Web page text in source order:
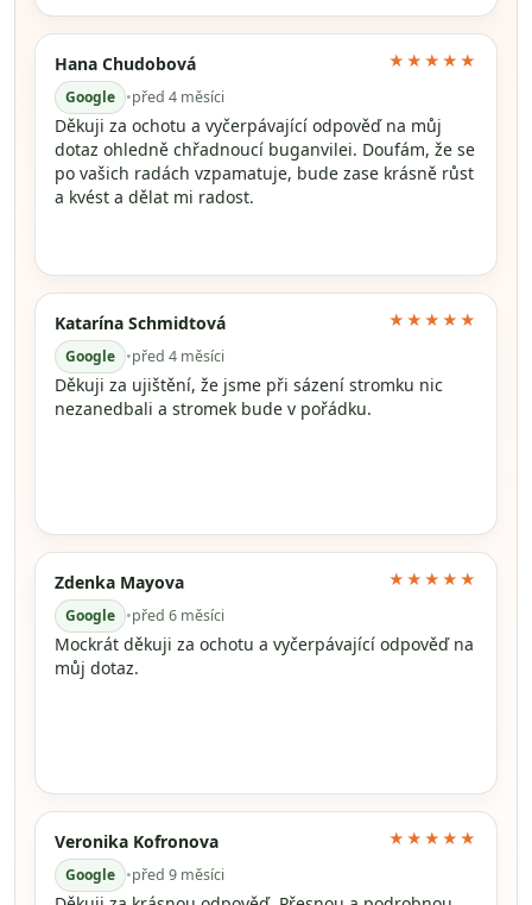
Hana Chudobová
Google •před 4 měsíci
★★★★★
Děkuji za ochotu a vyčerpávající odpověď na můj
dotaz ohledně chřadnoucí buganvilei. Doufám, že se
po vašich radách vzpamatuje, bude zase krásně růst
a kvést a dělat mi radost.
Katarína Schmidtová
Google •před 4 měsíci
★★★★★
Děkuji za ujištění, že jsme při sázení stromku nic
nezanedbali a stromek bude v pořádku.
Zdenka Mayova
Google •před 6 měsíci
★★★★★
Mockrát děkuji za ochotu a vyčerpávající odpověď na
můj dotaz.
Veronika Kofronova
Google •před 9 měsíci
★★★★★